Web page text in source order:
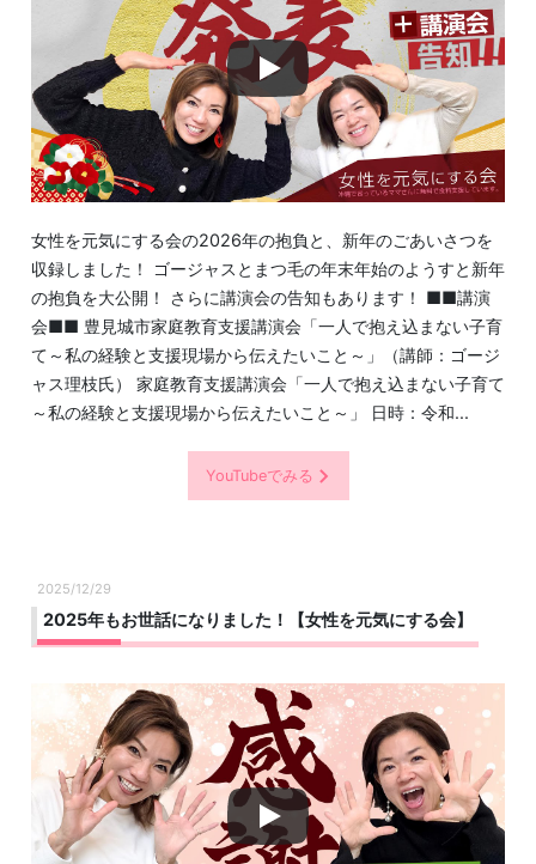
女性を元気にする会の2026年の抱負と、新年のごあいさつを
収録しました！ ゴージャスとまつ毛の年末年始のようすと新年
の抱負を大公開！ さらに講演会の告知もあります！ ■■講演
会■■ 豊見城市家庭教育支援講演会「一人で抱え込まない子育
て～私の経験と支援現場から伝えたいこと～」（講師：ゴージ
ャス理枝氏） 家庭教育支援講演会「一人で抱え込まない子育て
～私の経験と支援現場から伝えたいこと～」 日時：令和...
YouTubeでみる
2025/12/29
2025年もお世話になりました！【女性を元気にする会】